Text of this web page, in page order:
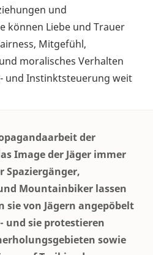
und
können Liebe und Trauer
Mitgefühl,
moralisches Verhalten
und Instinktsteuerung weit
der
Image der Jäger immer
Spaziergänger,
Mountainbiker lassen
sie von Jägern angepöbelt
und sie protestieren
sowie